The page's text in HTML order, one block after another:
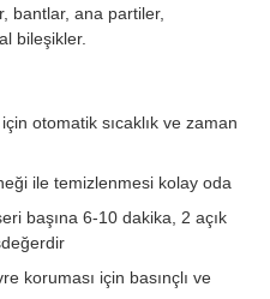
bantlar, ana partiler,
bileşikler.
için otomatik sıcaklık ve zaman
ile temizlenmesi kolay oda
başına 6-10 dakika, 2 açık
koruması için basınçlı ve